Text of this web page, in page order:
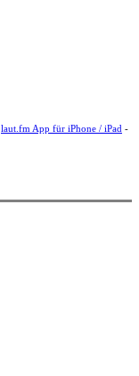
laut.fm App für iPhone / iPad -